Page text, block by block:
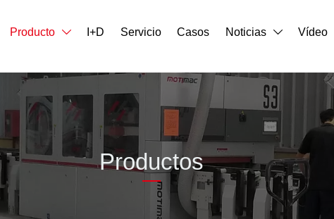
Producto  I+D Servicio Casos Noticias  Vídeo
Productos